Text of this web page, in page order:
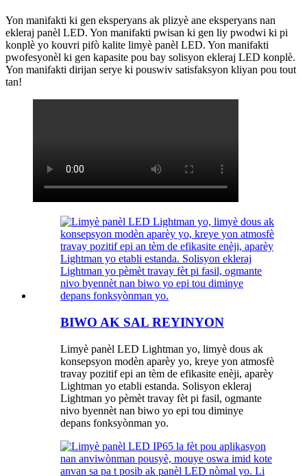
Yon manifakti ki gen eksperyans ak plizyè ane eksperyans nan
ekleraj panèl LED. Yon manifakti pwisan ki gen liy pwodwi ki pi
konplè yo kouvri pifò kalite limyè panèl LED. Yon manifakti
pwofesyonèl ki gen kapasite pou bay solisyon ekleraj LED konplè.
Yon manifakti dirijan serye ki pouswiv satisfaksyon kliyan pou tout
tan!
BIWO AK SAL REYINYON
Limyè panèl LED Lightman yo, limyè dous ak
konsepsyon modèn aparèy yo, kreye yon atmosfè
travay pozitif epi an tèm de efikasite enèji, aparèy
Lightman yo etabli estanda. Solisyon ekleraj
Lightman yo pèmèt travay fèt pi fasil, ogmante
nivo byennèt nan biwo yo epi tou diminye
depans fonksyònman yo.